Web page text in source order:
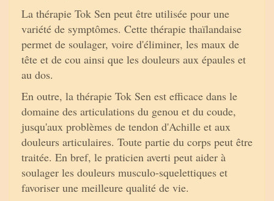
La thérapie Tok Sen peut être utilisée pour une
variété de symptômes. Cette thérapie thaïlandaise
permet de soulager, voire d'éliminer, les maux de
tête et de cou ainsi que les douleurs aux épaules et
au dos.
En outre, la thérapie Tok Sen est efficace dans le
domaine des articulations du genou et du coude,
jusqu'aux problèmes de tendon d'Achille et aux
douleurs articulaires. Toute partie du corps peut être
traitée. En bref, le praticien averti peut aider à
soulager les douleurs musculo-squelettiques et
favoriser une meilleure qualité de vie.